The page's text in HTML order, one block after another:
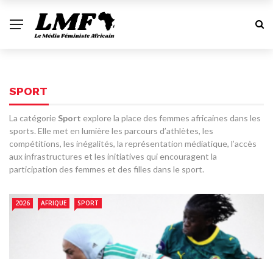
SPORT
La catégorie Sport explore la place des femmes africaines dans les
sports. Elle met en lumière les parcours d’athlètes, les
compétitions, les inégalités, la représentation médiatique, l’accès
aux infrastructures et les initiatives qui encouragent la
participation des femmes et des filles dans le sport.
2026 AFRIQUE SPORT